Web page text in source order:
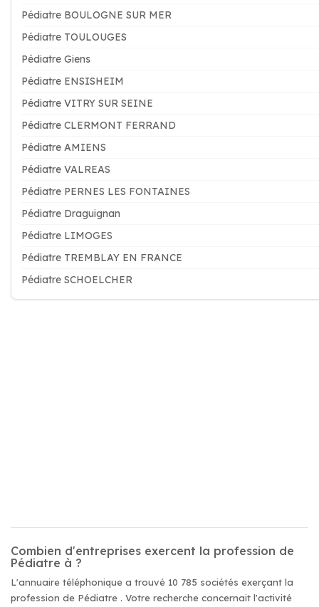
Pédiatre BOULOGNE SUR MER
Pédiatre TOULOUGES
Pédiatre Giens
Pédiatre ENSISHEIM
Pédiatre VITRY SUR SEINE
Pédiatre CLERMONT FERRAND
Pédiatre AMIENS
Pédiatre VALREAS
Pédiatre PERNES LES FONTAINES
Pédiatre Draguignan
Pédiatre LIMOGES
Pédiatre TREMBLAY EN FRANCE
Pédiatre SCHOELCHER
Combien d'entreprises exercent la profession de
Pédiatre à ?
L'annuaire téléphonique a trouvé 10 785 sociétés exerçant la
profession de Pédiatre . Votre recherche concernait l'activité